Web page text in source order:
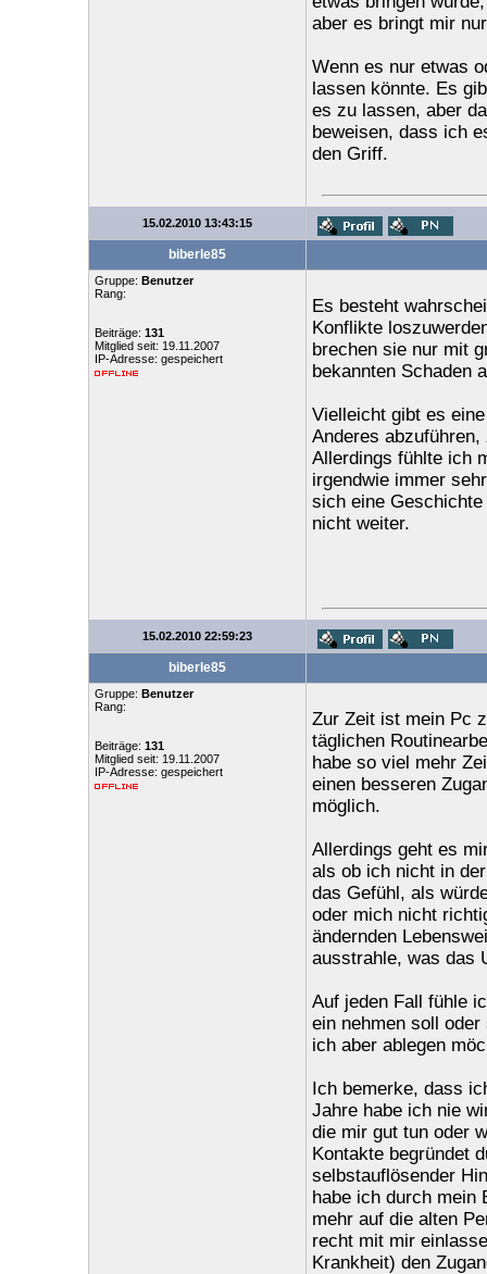
aber es bringt mir
Wenn es nur etwas
lassen könnte. Es
es zu lassen, aber
beweisen, dass ich
den Griff.
15.02.2010 13:43:15
biberle85
Gruppe: Benutzer
Rang:
Beiträge: 131
Mitglied seit: 19.11.2007
IP-Adresse: gespeichert
Es besteht
Konflikte
brechen sie nur mit
bekannten Schaden
Vielleicht gibt es
Anderes
Allerdings fühlte ich
irgendwie immer
sich eine
nicht weiter.
15.02.2010 22:59:23
biberle85
Gruppe: Benutzer
Rang:
Beiträge: 131
Mitglied seit: 19.11.2007
IP-Adresse: gespeichert
Zur Zeit ist mein Pc
täglichen
habe so viel mehr
einen besseren
möglich.
Allerdings geht es
als ob ich nicht in
das Gefühl, als
oder mich nicht
ändernden
ausstrahle, was das
Auf jeden Fall fühle
ein nehmen soll
ich aber ablegen
Ich bemerke, dass
Jahre habe ich nie
die mir gut tun oder
Kontakte begründet
selbstauflösender
habe ich durch mein
mehr auf die alten
recht mit mir
Krankheit) den